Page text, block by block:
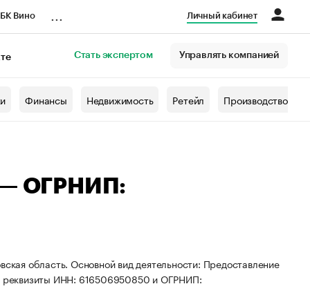
Вино Личный кабинет
Стать экспертом Управлять компанией
Финансы Недвижимость Ретейл Производство
— ОГРНИП:
область. Основной вид деятельности: Предоставление
реквизиты ИНН: 616506950850 и ОГРНИП: